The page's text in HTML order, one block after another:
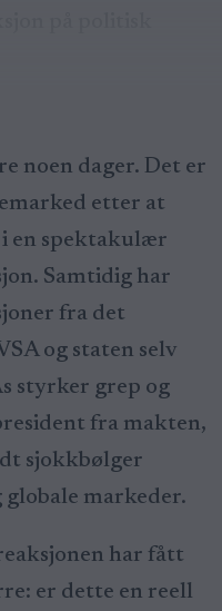
noen dager. Det er
etter at
i en spektakulær
Samtidig har
fra det
og staten selv
styrker grep og
fra makten,
sjokkbølger
globale markeder.
har fått
er dette en reell